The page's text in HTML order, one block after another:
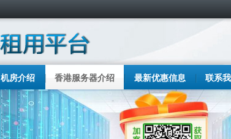
机房介绍 香港服务器介绍 最新优惠信息 联系